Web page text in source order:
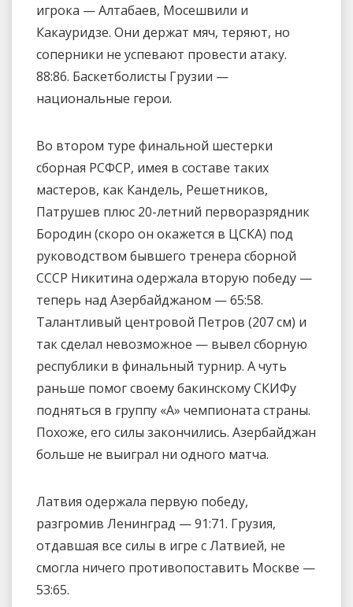
игрока — Алтабаев, Мосешвили и
Какауридзе. Они держат мяч, теряют, но
соперники не успевают провести атаку.
88:86. Баскетболисты Грузии —
национальные герои.
Во втором туре финальной шестерки
сборная РСФСР, имея в составе таких
мастеров, как Кандель, Решетников,
Патрушев плюс 20-летний перворазрядник
Бородин (скоро он окажется в ЦСКА) под
руководством бывшего тренера сборной
СССР Никитина одержала вторую победу —
теперь над Азербайджаном — 65:58.
Талантливый центровой Петров (207 см) и
так сделал невозможное — вывел сборную
республики в финальный турнир. А чуть
раньше помог своему бакинскому СКИФу
подняться в группу «А» чемпионата страны.
Похоже, его силы закончились. Азербайджан
больше не выиграл ни одного матча.
Латвия одержала первую победу,
разгромив Ленинград — 91:71. Грузия,
отдавшая все силы в игре с Латвией, не
смогла ничего противопоставить Москве —
53:65.